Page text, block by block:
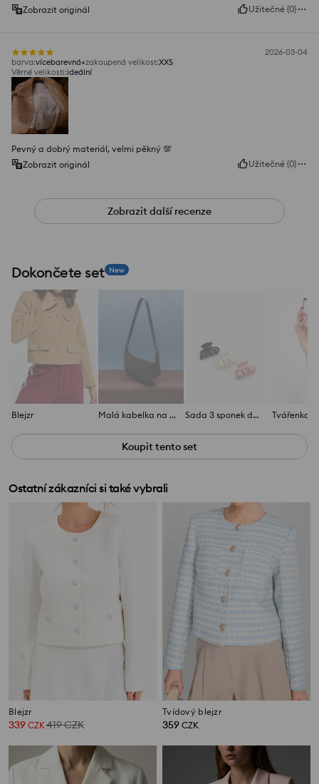
Zobrazit originál
Užitečné (0)
2026-03-04
barva:vícebarevná zakoupená velikost:XXS
Věrné velikosti:ideální
Pevný a dobrý materiál, velmi pěkný 💯
Zobrazit originál
Užitečné (0)
Zobrazit další recenze
Dokončete set New
Blejzr Malá kabelka na rameno Sada 3 sponek do vlasů Tvářenka
Koupit tento set
Ostatní zákazníci si také vybrali
Blejzr
339 CZK419CZK
Tvídový blejzr
359 CZK